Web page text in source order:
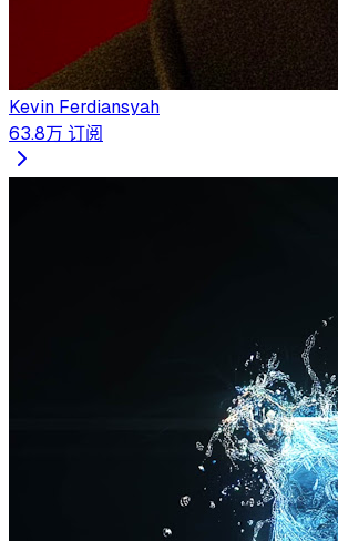
Kevin Ferdiansyah
63.8万 订阅